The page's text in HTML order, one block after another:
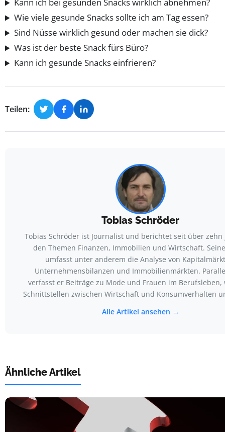
Kann ich bei gesunden Snacks wirklich abnehmen?
Wie viele gesunde Snacks sollte ich am Tag essen?
Sind Nüsse wirklich gesund oder machen sie dick?
Was ist der beste Snack fürs Büro?
Kann ich gesunde Snacks einfrieren?
Teilen:
Tobias Schröder
Tobias Schröder ist Journalist und berichtet seit über zehn
den Themen Finanzen, Immobilien und Wirtschaft.
umfasst unter anderem die Analyse von
Unternehmensbilanzen und Immobilienmärkten.
verfasst er Beiträge zu Mode und Frauen im Berufsleben,
Schnittstellen zwischen Wirtschaft und Konsumverhalten
Alle Artikel ansehen →
Ähnliche Artikel